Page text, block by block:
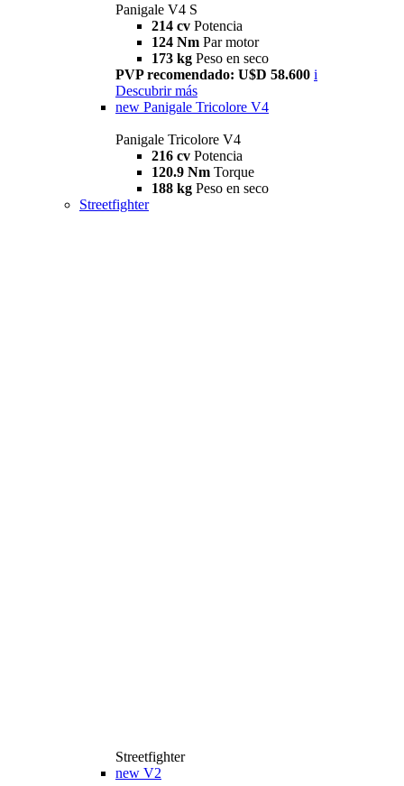
Panigale V4 S
214 cv Potencia
124 Nm Par motor
173 kg Peso en seco
PVP recomendado: U$D 58.600 i
Descubrir más
new Panigale Tricolore V4
Panigale Tricolore V4
216 cv Potencia
120.9 Nm Torque
188 kg Peso en seco
Streetfighter
Streetfighter
new V2